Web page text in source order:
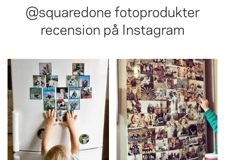
@squaredone fotoprodukter
recension på Instagram